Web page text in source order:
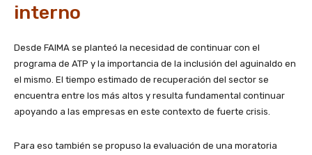
interno
Desde FAIMA se planteó la necesidad de continuar con el
programa de ATP y la importancia de la inclusión del aguinaldo en
el mismo. El tiempo estimado de recuperación del sector se
encuentra entre los más altos y resulta fundamental continuar
apoyando a las empresas en este contexto de fuerte crisis.
Para eso también se propuso la evaluación de una moratoria